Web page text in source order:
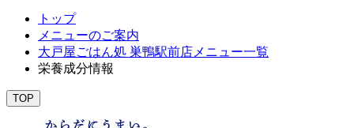
トップ
メニューのご案内
大戸屋ごはん処 巣鴨駅前店メニュー一覧
栄養成分情報
TOP